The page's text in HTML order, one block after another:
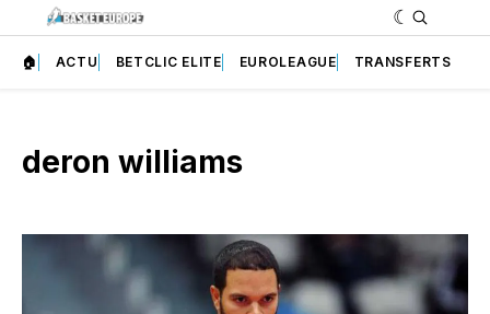
🏠 ACTU BETCLIC ELITE EUROLEAGUE TRANSFERTS
deron williams